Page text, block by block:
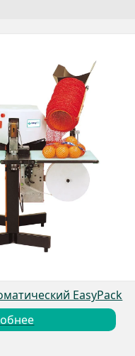
EasyPack